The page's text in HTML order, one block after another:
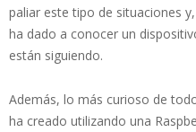
paliar este tipo de situaciones
ha dado a conocer un
están siguiendo.
Además, lo más curioso de
ha creado utilizando una